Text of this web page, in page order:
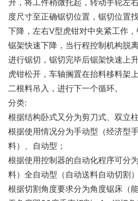
度尺寸至正确锯切位置，锯切位置
下降，左右V型虎钳对中夹紧工作，
锯架快速下降，当行程控制机构脱
进行锯切，锯切完毕后锯架快速上
虎钳松开，车轴搁置在抬料移料架
二根料吊入，进行下一个循环。
分类:
根据结构卧式又分为剪刀式、双立
根据使用情况分为手动型（经济型
料）、自动型；
根据使用控制器的自动化程序可分
料）全自动型（自动送料自动切割）
根据切割角度要求分为角度锯床（